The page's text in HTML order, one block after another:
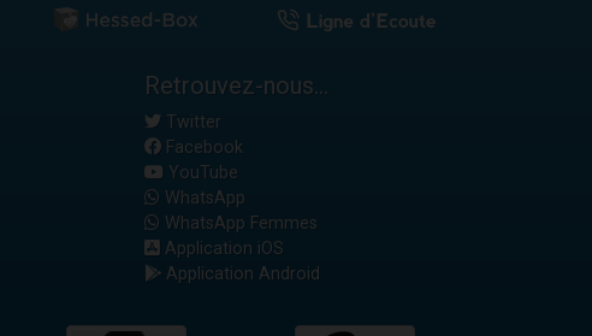
Retrouvez-nous...
Twitter
Facebook
YouTube
WhatsApp
WhatsApp Femmes
Application iOS
Application Android